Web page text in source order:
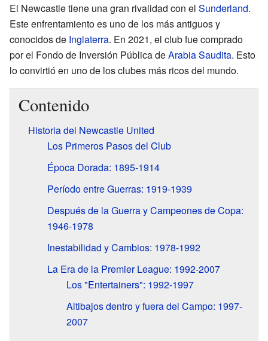
El Newcastle tiene una gran rivalidad con el Sunderland.
Este enfrentamiento es uno de los más antiguos y
conocidos de Inglaterra. En 2021, el club fue comprado
por el Fondo de Inversión Pública deArabia Saudita. Esto
lo convirtió en uno de los clubes más ricos del mundo.
Contenido
Historia del Newcastle United
Los Primeros Pasos del Club
Época Dorada: 1895-1914
Período entre Guerras: 1919-1939
Después de la Guerra y Campeones de Copa:
1946-1978
Inestabilidad y Cambios: 1978-1992
La Era de la Premier League: 1992-2007
Los "Entertainers": 1992-1997
Altibajos dentro y fuera del Campo: 1997-
2007